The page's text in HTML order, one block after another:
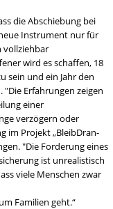
die Abschiebung bei
Instrument nur für
vollziehbar
wird es schaffen, 18
sein und ein Jahr den
Erfahrungen zeigen
einer
verzögern oder
im Projekt „BleibDran-
"Die Forderung eines
ist unrealistisch
viele Menschen zwar
Familien geht.“